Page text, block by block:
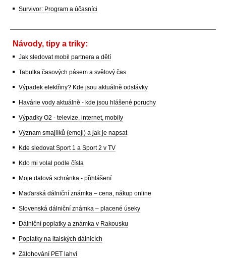
Survivor: Program a účasníci
Návody, tipy a triky:
Jak sledovat mobil partnera a dětí
Tabulka časových pásem a světový čas
Výpadek elektřiny? Kde jsou aktuálně odstávky
Havárie vody aktuálně - kde jsou hlášené poruchy
Výpadky O2 - televize, internet, mobily
Význam smajlíků (emoji) a jak je napsat
Kde sledovat Sport 1 a Sport 2 v TV
Kdo mi volal podle čísla
Moje datová schránka - přihlášení
Maďarská dálniční známka – cena, nákup online
Slovenská dálniční známka – placené úseky
Dálniční poplatky a známka v Rakousku
Poplatky na italských dálnicích
Zálohování PET lahví